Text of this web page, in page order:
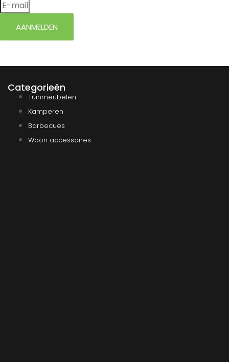
AANMELDEN
Categorieën
Tuinmeubelen
Kamperen
Barbecues
Woon accessoires